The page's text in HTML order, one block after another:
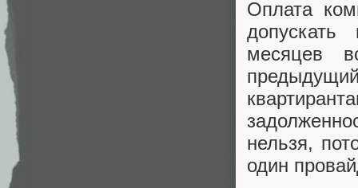
Оплата
месяцев
нельзя,
один